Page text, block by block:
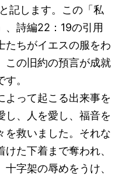
記します。この「私
、詩編22：19の引用
たちがイエスの服をわ
この旧約の預言が成就
。
って起こる出来事を
し、人を愛し、福音を
を救いました。それな
た下着まで奪われ、
字架の辱めをうけ、